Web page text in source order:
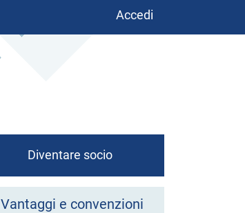
BenutzermenüAccedi
Diventare socio
Vantaggi e convenzioni